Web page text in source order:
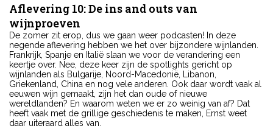
Aflevering 10: De ins and outs van
wijnproeven
De zomer zit erop, dus we gaan weer podcasten! In deze
negende aflevering hebben we het over bijzondere wijnlanden.
Frankrijk, Spanje en Italië slaan we voor de verandering een
keertje over. Nee, deze keer zijn de spotlights gericht op
wijnlanden als Bulgarije, Noord-Macedonië, Libanon,
Griekenland, China en nog vele anderen. Ook daar wordt vaak al
eeuwen wijn gemaakt, zijn het dan oude of nieuwe
wereldlanden? En waarom weten we er zo weinig van af? Dat
heeft vaak met de grillige geschiedenis te maken, Ernst weet
daar uiteraard alles van.